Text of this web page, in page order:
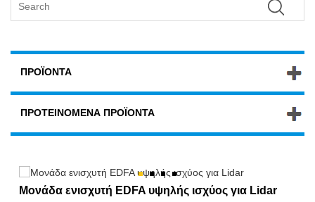
ΠΡΟΪΌΝΤΑ
ΠΡΟΤΕΙΝΌΜΕΝΑ ΠΡΟΪΌΝΤΑ
Μονάδα ενισχυτή EDFA υψηλής ισχύος για Lidar